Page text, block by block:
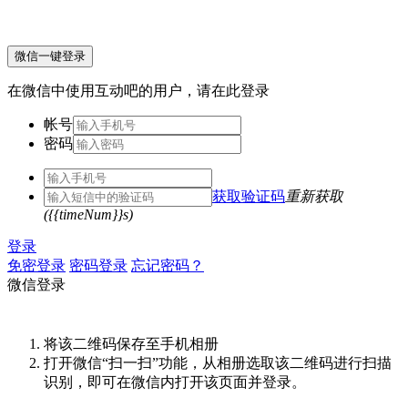
微信一键登录
在微信中使用互动吧的用户，请在此登录
帐号
密码
获取验证码重新获取
({{timeNum}}s)
登录
免密登录 密码登录 忘记密码？
微信登录
将该二维码保存至手机相册
打开微信“扫一扫”功能，从相册选取该二维码进行扫描
识别，即可在微信内打开该页面并登录。